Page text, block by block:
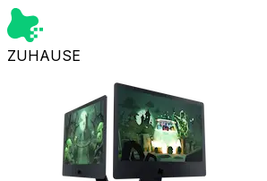
ZUHAUSE